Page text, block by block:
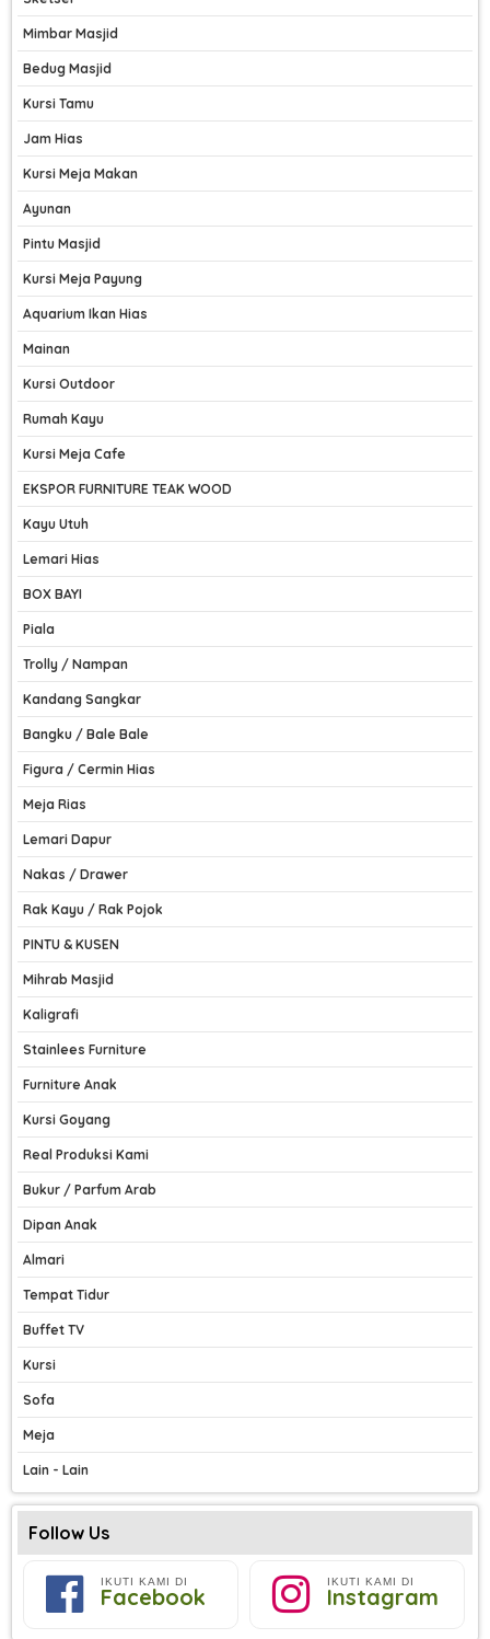
Mimbar Masjid
Bedug Masjid
Kursi Tamu
Jam Hias
Kursi Meja Makan
Ayunan
Pintu Masjid
Kursi Meja Payung
Aquarium Ikan Hias
Mainan
Kursi Outdoor
Rumah Kayu
Kursi Meja Cafe
EKSPOR FURNITURE TEAK WOOD
Kayu Utuh
Lemari Hias
BOX BAYI
Piala
Trolly / Nampan
Kandang Sangkar
Bangku / Bale Bale
Figura / Cermin Hias
Meja Rias
Lemari Dapur
Nakas / Drawer
Rak Kayu / Rak Pojok
PINTU & KUSEN
Mihrab Masjid
Kaligrafi
Stainlees Furniture
Furniture Anak
Kursi Goyang
Real Produksi Kami
Bukur / Parfum Arab
Dipan Anak
Almari
Tempat Tidur
Buffet TV
Kursi
Sofa
Meja
Lain - Lain
Follow Us
IKUTI KAMI DI
Facebook
IKUTI KAMI DI
Instagram